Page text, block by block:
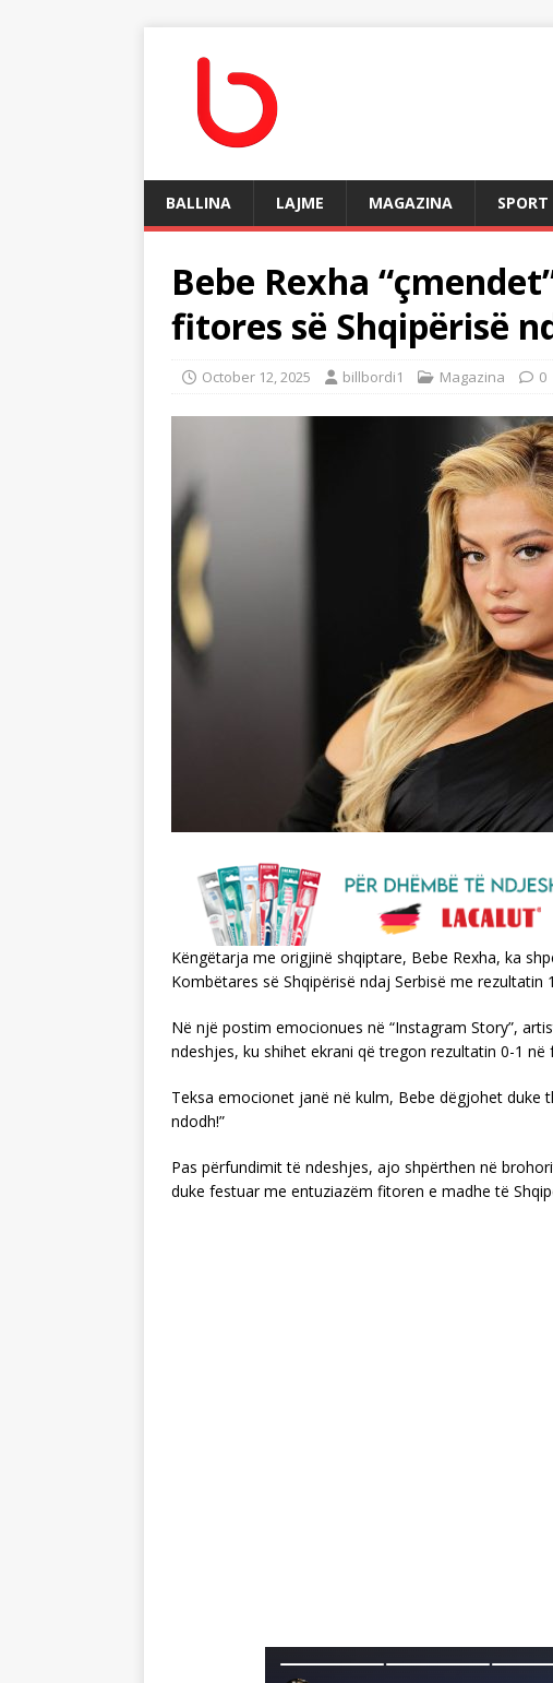
BALLINA LAJME MAGAZINA SPORT
Bebe Rexha
fitores së Shqipërisë
October 12, 2025 billbordi1 Magazina 0
Këngëtarja me origjinë shqiptare, Bebe Rexha, ka
Kombëtares së Shqipërisë ndaj Serbisë me rezultatin
Në një postim emocionues në “Instagram Story”,
ndeshjes, ku shihet ekrani që tregon rezultatin 0-1 në
Teksa emocionet janë në kulm, Bebe dëgjohet duke
ndodh!”
Pas përfundimit të ndeshjes, ajo shpërthen në
duke festuar me entuziazëm fitoren e madhe të